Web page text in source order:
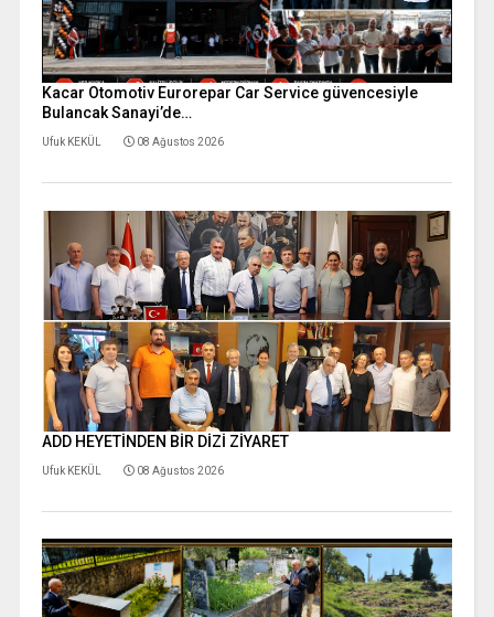
Kacar Otomotiv Eurorepar Car Service güvencesiyle
Bulancak Sanayi’de…
Ufuk KEKÜL 08 Ağustos 2026
ADD HEYETİNDEN BİR DİZİ ZİYARET
Ufuk KEKÜL 08 Ağustos 2026